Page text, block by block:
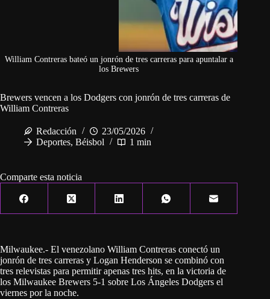
William Contreras bateó un jonrón de tres carreras para apuntalar a
los Brewers
Brewers vencen a los Dodgers con jonrón de tres carreras de
William Contreras
Redacción
23/05/2026
Deportes, Béisbol 1 min
Comparte esta noticia
Milwaukee.- El venezolano William Contreras conectó un
jonrón de tres carreras y Logan Henderson se combinó con
tres relevistas para permitir apenas tres hits, en la victoria de
los Milwaukee Brewers 5-1 sobre Los Ángeles Dodgers el
viernes por la noche.